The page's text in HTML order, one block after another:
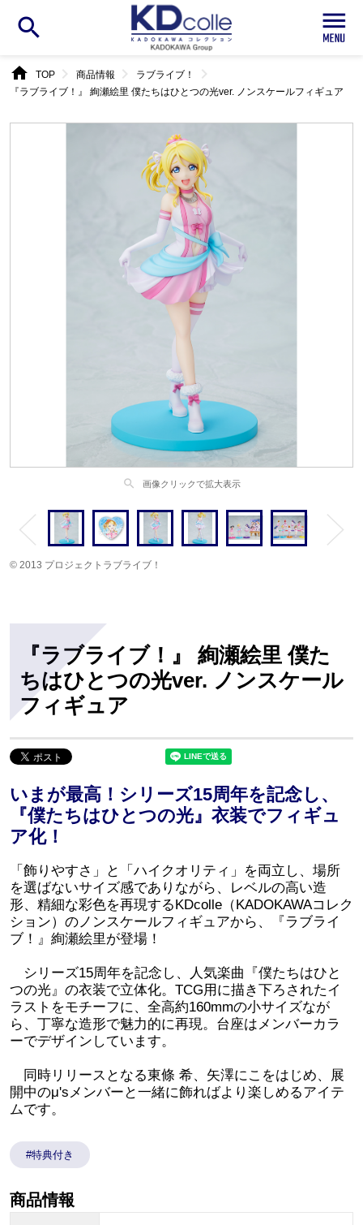
search
home TOPchevron_right 商品情報chevron_right ラブライブ！ chevron_right
『ラブライブ！』 絢瀬絵里 僕たちはひとつの光ver. ノンスケールフィギュア
search 画像クリックで拡大表示
© 2013 プロジェクトラブライブ！
『ラブライブ！』 絢瀬絵里 僕た
ちはひとつの光ver. ノンスケール
フィギュア
いまが最高！シリーズ15周年を記念し、
『僕たちはひとつの光』衣装でフィギュ
ア化！
「飾りやすさ」と「ハイクオリティ」を両立し、場所
を選ばないサイズ感でありながら、レベルの高い造
形、精細な彩色を再現するKDcolle（KADOKAWAコレク
ション）のノンスケールフィギュアから、『ラブライ
ブ！』絢瀬絵里が登場！
シリーズ15周年を記念し、人気楽曲『僕たちはひと
つの光』の衣装で立体化。TCG用に描き下ろされたイ
ラストをモチーフに、全高約160mmの小サイズなが
ら、丁寧な造形で魅力的に再現。台座はメンバーカラ
ーでデザインしています。
同時リリースとなる東條 希、矢澤にこをはじめ、展
開中のμ'sメンバーと一緒に飾ればより楽しめるアイテ
ムです。
#特典付き
商品情報